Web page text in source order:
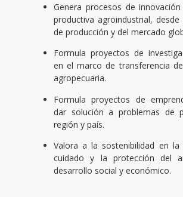
Genera procesos de
productiva agroindustrial, desde
de producción y del mercado
Formula proyectos de
en el marco de transferencia
agropecuaria.
Formula proyectos de
dar solución a problemas de
región y país.
Valora a la sostenibilidad en la
cuidado y la protección del
desarrollo social y económico.